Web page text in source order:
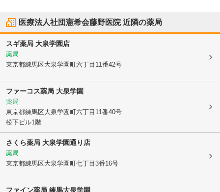
医療法人社団憲希会藤野医院近隣の薬局
スギ薬局 大泉学園店
薬局
東京都練馬区大泉学園町六丁目11番42号
ファーコス薬局 大泉学園
薬局
東京都練馬区大泉学園町六丁目11番40号
松下ビル1階
さくら薬局 大泉学園通り店
薬局
東京都練馬区大泉学園町七丁目3番16号
ファイン薬局 練馬大泉学園